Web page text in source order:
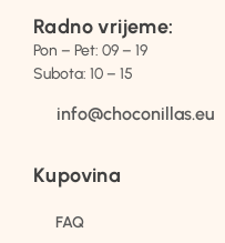
Radno vrijeme:
Pon – Pet: 09 – 19
Subota: 10 – 15
info@choconillas.eu
Kupovina
FAQ